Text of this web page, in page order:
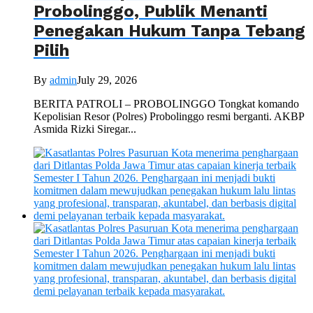
Probolinggo, Publik Menanti
Penegakan Hukum Tanpa Tebang
Pilih
By adminJuly 29, 2026
BERITA PATROLI – PROBOLINGGO Tongkat komando
Kepolisian Resor (Polres) Probolinggo resmi berganti. AKBP
Asmida Rizki Siregar...